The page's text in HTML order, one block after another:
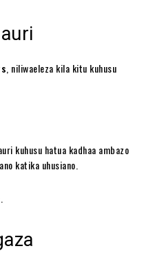
, niliwaeleza kila kitu kuhusu
kuhusu hatua kadhaa ambazo
katika uhusiano.